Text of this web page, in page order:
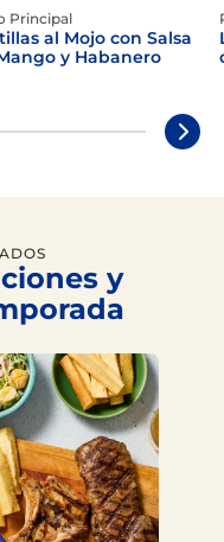
Principal
al Mojo con Salsa
y Habanero
y